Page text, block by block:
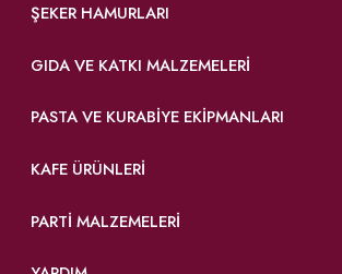
ŞEKER HAMURLARI
GIDA VE KATKI MALZEMELERI
PASTA VE KURABIYE EKIPMANLARI
KAFE ÜRÜNLERI
PARTI MALZEMELERI